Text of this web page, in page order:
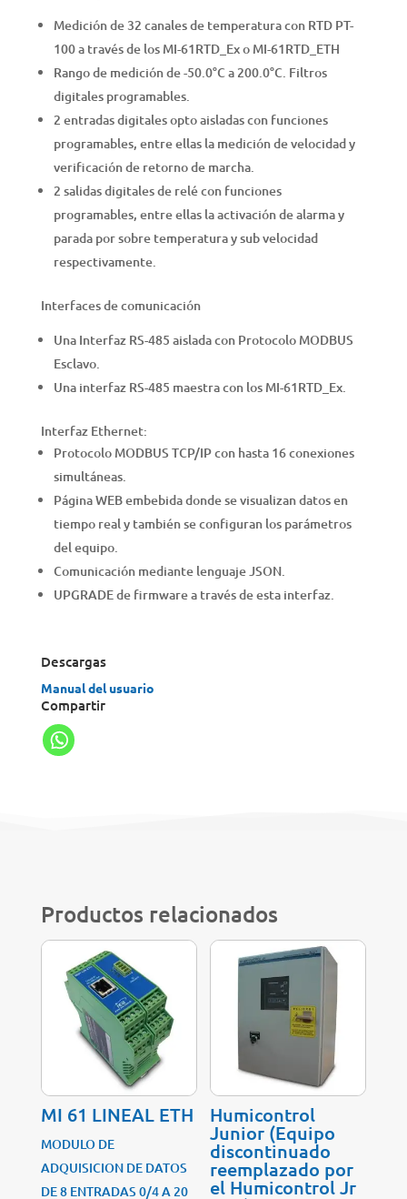
Medición de 32 canales de temperatura con RTD PT-
100 a través de los MI-61RTD_Ex o MI-61RTD_ETH
Rango de medición de -50.0°C a 200.0°C. Filtros
digitales programables.
2 entradas digitales opto aisladas con funciones
programables, entre ellas la medición de velocidad y
verificación de retorno de marcha.
2 salidas digitales de relé con funciones
programables, entre ellas la activación de alarma y
parada por sobre temperatura y sub velocidad
respectivamente.
Interfaces de comunicación
Una Interfaz RS-485 aislada con Protocolo MODBUS
Esclavo.
Una interfaz RS-485 maestra con los MI-61RTD_Ex.
Interfaz Ethernet:
Protocolo MODBUS TCP/IP con hasta 16 conexiones
simultáneas.
Página WEB embebida donde se visualizan datos en
tiempo real y también se configuran los parámetros
del equipo.
Comunicación mediante lenguaje JSON.
UPGRADE de firmware a través de esta interfaz.
Descargas
Manual del usuario
Compartir
Productos relacionados
MI 61 LINEAL ETH
MODULO DE
ADQUISICION DE DATOS
DE 8 ENTRADAS 0/4 A 20
Humicontrol
Junior (Equipo
discontinuado
reemplazado por
el Humicontrol Jr